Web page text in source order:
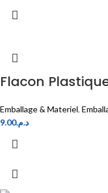
Flacon
Emballage & Materiel,
د.م.9.00